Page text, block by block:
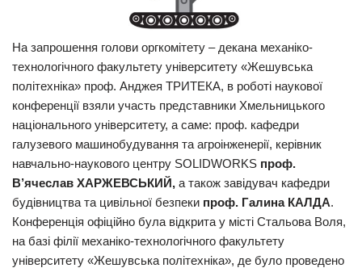
На запрошення голови оргкомітету – декана механіко-
технологічного факультету університету «Жешувська
політехніка» проф. Анджея ТРИТЕКА, в роботі наукової
конференції взяли участь представники Хмельницького
національного університету, а саме: проф. кафедри
галузевого машинобудування та агроінженерії, керівник
навчально-наукового центру SOLIDWORKS проф.
В’ячеслав ХАРЖЕВСЬКИЙ, а також завідувач кафедри
будівництва та цивільної безпеки проф. Галина КАЛДА.
Конференція офіційно була відкрита у місті Стальова Воля,
на базі філії механіко-технологічного факультету
університету «Жешувська політехніка», де було проведено